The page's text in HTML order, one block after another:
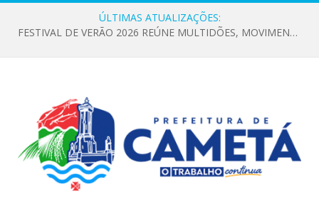
ÚLTIMAS ATUALIZAÇÕES:
FESTIVAL DE VERÃO 2026 REÚNE MULTIDÕES, MOVIMENTA A ECONOMIA E FORTALECE A CULTURA LOCAL